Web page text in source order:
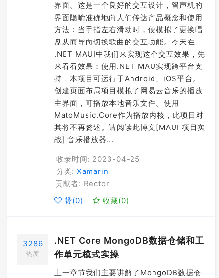
界面。这是一个良好的交互设计，留声机的
界面隐喻准确地向人们传达产品概念和使用
方法：当手指左右滑动时，便模拟了更换唱
盘从而导向切换歌曲的交互功能。今天在
.NET MAUI中我们来实现这个交互效果，先
来看看效果：使用.NET MAU实现跨平台支
持，本项目可运行于Android、iOS平台。
创建页面布局项目模拟了网易云音乐的播放
主界面，可播放本地音乐文件。使用
MatoMusic.Core作为播放内核，此项目对
其将不再赘述。请阅读此博文[MAUI 项目实
战] 音乐播放器...
收录时间: 2023-04-25
分类: Xamarin
贡献者: Rector
赞(0) 收藏(0)
3286
热度
.NET Core MongoDB数据仓储和工
作单元模式实操
上一章节我们主要讲解了MongoDB数据仓